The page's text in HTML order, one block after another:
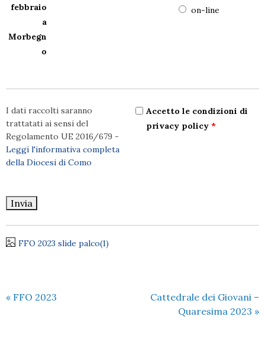
febbraio
a
Morbegn
o
on-line
I dati raccolti saranno
trattatati ai sensi del
Regolamento UE 2016/679 -
Leggi l'informativa completa
della Diocesi di Como
Accetto le condizioni di
privacy policy *
FFO 2023 slide palco(1)
« FFO 2023
Cattedrale dei Giovani –
Quaresima 2023 »